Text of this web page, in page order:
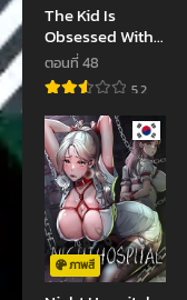
ตอนที่ 84
ธันวาคม 8, 2023
ตอนที่ 82
พฤศจิกายน 30, 2023
ตอนที่ 80
พฤศจิกายน 16, 2023
ตอนที่ 78
พฤศจิกายน 16, 2023
The Kid Is
Obsessed With
Me
ตอนที่ 48
5.2
ภาพสี